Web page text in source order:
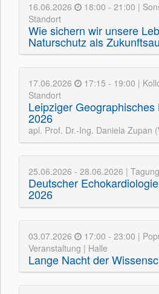
16.06.2026
18:00 - 21:00 |
Standort
Wie sichern wir unsere
Naturschutz als
17.06.2026
17:15 - 19:00 |
Standort
Leipziger
2026
apl. Prof. Dr.-Ing. Daniela Zupan
25.06.2026 - 28.06.2026 |
Deutscher
2026
03.07.2026
17:00 - 23:00 |
Veranstaltung | Halle
Lange Nacht der